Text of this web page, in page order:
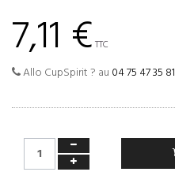
7,11 € TTC
Allo CupSpirit ? au 04 75 47 35 81